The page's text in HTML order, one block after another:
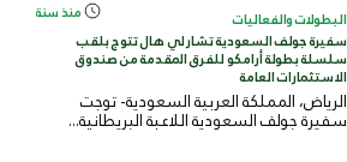
البطولات والفعاليات منذ سنة
سفيرة جولف السعودية تشارلي هال تتوج بلقب
سلسلة بطولة أرامكو للفرق المقدمة من صندوق
الاستثمارات العامة
الرياض، المملكة العربية السعودية- توجت
سفيرة جولف السعودية اللاعبة البريطانية...